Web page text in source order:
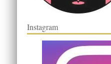
Instagram